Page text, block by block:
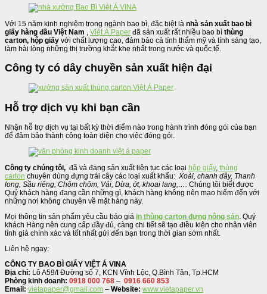
Với 15 năm kinh nghiệm trong ngành bao bì, đặc biệt là nhà sản xuất bao bì
giấy hàng đầu Việt Nam
Việt Á Paper đã sản xuất rất nhiều bao bì thùng
carton, hộp giấy với chất lượng cao, đảm bảo cả tính thẩm mỹ và tính sáng tạo,
làm hài lòng những thị trường khắt khe nhất trong nước và quốc tế.
Công ty có dây chuyền sản xuất hiện đại
Hỗ trợ dịch vụ khi bạn cần
Nhận hỗ trợ dịch vụ tại bất kỳ thời điểm nào trong hành trình đóng gói của bạn
để đảm bảo thành công toàn diện cho việc đóng gói.
Công ty chúng tôi, đã và đang sản xuất liên tục các loại hộp giấy, thùng
carton chuyên dùng đựng trái cây các loại xuất khẩu: Xoài, chanh dây, Thanh
long, Sầu riêng, Chôm chôm, Vải, Dừa, ớt, khoai lang,…. Chúng tôi biết được
Quý khách hàng đang cần những gì, khách hàng không nên mạo hiểm đến với
những nơi không chuyên về mặt hàng này.
Mọi thông tin sản phẩm yêu cầu báo giá in thùng carton đựng nông sản . Quý
khách Hàng nên cung cấp đầy đủ, càng chi tiết sẽ tạo điều kiện cho nhân viên
tính giá chính xác và tốt nhất gửi đến bạn trong thời gian sớm nhất.
Liên hệ ngay:
CÔNG TY BAO BÌ GIẤY VIỆT Á VINA
Địa chỉ: Lô A59/I Đường số 7, KCN Vĩnh Lộc, Q.Bình Tân, Tp.HCM
Phòng kinh doanh: 0918 000 768 – 0916 660 853
Email: vietapaper@gmail.com – Website: www.vietapaper.vn